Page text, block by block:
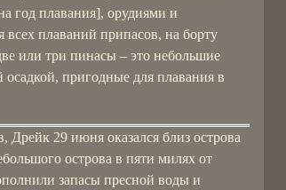
год плавания], орудиями и
плаваний припасов, на борту
или три пинасы – это небольшие
пригодные для плавания в
Дрейк 29 июня оказался близ острова
острова в пяти милях от
запасы пресной воды и